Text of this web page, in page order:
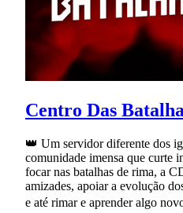
Centro Das
👑 Um servidor diferente dos
comunidade imensa que curte
focar nas batalhas de rima, a
amizades, apoiar a evolução
e até rimar e aprender algo